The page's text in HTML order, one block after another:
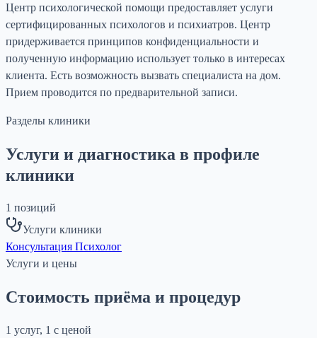
Центр психологической помощи предоставляет услуги
сертифицированных психологов и психиатров. Центр
придерживается принципов конфиденциальности и
полученную информацию использует только в интересах
клиента. Есть возможность вызвать специалиста на дом.
Прием проводится по предварительной записи.
Разделы клиники
Услуги и диагностика в профиле
клиники
1 позиций
Услуги клиники
Консультация Психолог
Услуги и цены
Стоимость приёма и процедур
1 услуг, 1 с ценой